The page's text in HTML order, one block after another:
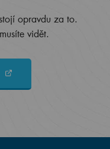
opravdu za to.
vidět.